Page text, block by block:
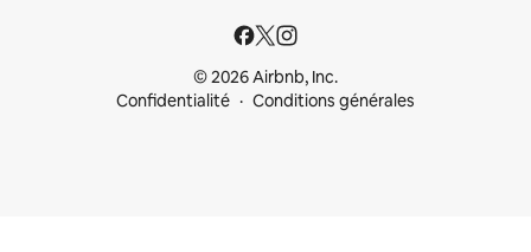
© 2026 Airbnb, Inc.
Confidentialité
Conditions générales